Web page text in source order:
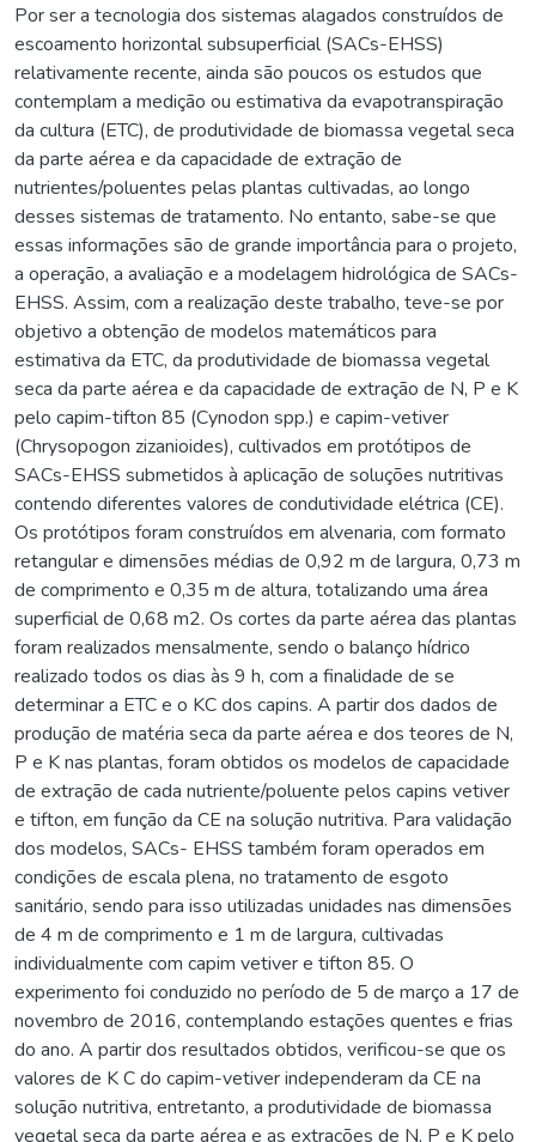
Por ser a tecnologia dos sistemas alagados construídos de
escoamento horizontal subsuperficial (SACs-EHSS)
relativamente recente, ainda são poucos os estudos que
contemplam a medição ou estimativa da evapotranspiração
da cultura (ETC), de produtividade de biomassa vegetal seca
da parte aérea e da capacidade de extração de
nutrientes/poluentes pelas plantas cultivadas, ao longo
desses sistemas de tratamento. No entanto, sabe-se que
essas informações são de grande importância para o projeto,
a operação, a avaliação e a modelagem hidrológica de SACs-
EHSS. Assim, com a realização deste trabalho, teve-se por
objetivo a obtenção de modelos matemáticos para
estimativa da ETC, da produtividade de biomassa vegetal
seca da parte aérea e da capacidade de extração de N, P e K
pelo capim-tifton 85 (Cynodon spp.) e capim-vetiver
(Chrysopogon zizanioides), cultivados em protótipos de
SACs-EHSS submetidos à aplicação de soluções nutritivas
contendo diferentes valores de condutividade elétrica (CE).
Os protótipos foram construídos em alvenaria, com formato
retangular e dimensões médias de 0,92 m de largura, 0,73 m
de comprimento e 0,35 m de altura, totalizando uma área
superficial de 0,68 m2. Os cortes da parte aérea das plantas
foram realizados mensalmente, sendo o balanço hídrico
realizado todos os dias às 9 h, com a finalidade de se
determinar a ETC e o KC dos capins. A partir dos dados de
produção de matéria seca da parte aérea e dos teores de N,
P e K nas plantas, foram obtidos os modelos de capacidade
de extração de cada nutriente/poluente pelos capins vetiver
e tifton, em função da CE na solução nutritiva. Para validação
dos modelos, SACs- EHSS também foram operados em
condições de escala plena, no tratamento de esgoto
sanitário, sendo para isso utilizadas unidades nas dimensões
de 4 m de comprimento e 1 m de largura, cultivadas
individualmente com capim vetiver e tifton 85. O
experimento foi conduzido no período de 5 de março a 17 de
novembro de 2016, contemplando estações quentes e frias
do ano. A partir dos resultados obtidos, verificou-se que os
valores de K C do capim-vetiver independeram da CE na
solução nutritiva, entretanto, a produtividade de biomassa
vegetal seca da parte aérea e as extrações de N, P e K pelo